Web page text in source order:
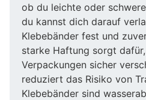
ob du leichte oder
du kannst dich darauf
Klebebänder fest und
starke Haftung sorgt
Verpackungen sicher
reduziert das Risiko von
Klebebänder sind